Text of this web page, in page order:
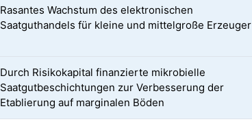
Rasantes Wachstum des elektronischen
Saatguthandels für kleine und mittelgroße Erzeuger
Durch Risikokapital finanzierte mikrobielle
Saatgutbeschichtungen zur Verbesserung der
Etablierung auf marginalen Böden